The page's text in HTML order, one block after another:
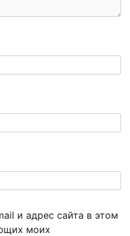
и адрес сайта в этом
моих